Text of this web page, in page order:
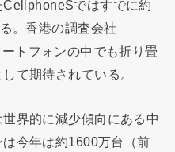
ではすでに約
。香港の調査会社
トフォンの中でも折り畳
て期待されている。
界的に減少傾向にある中
今年は約1600万台（前